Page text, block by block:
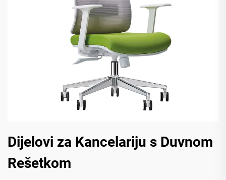
Dijelovi za Kancelariju s Duvnom
Rešetkom